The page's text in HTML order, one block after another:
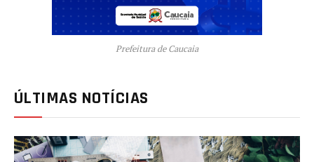
Prefeitura de Caucaia
ÚLTIMAS NOTÍCIAS